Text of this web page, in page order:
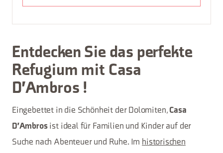
Entdecken Sie das perfekte
Refugium mit Casa
D'Ambros !
Eingebettet in die Schönheit der Dolomiten, Casa
D'Ambrosist ideal für Familien und Kinder auf der
Suche nach Abenteuer und Ruhe. Im historischen